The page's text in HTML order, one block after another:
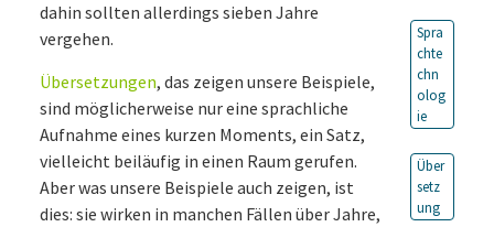
dahin sollten allerdings sieben Jahre
vergehen.
Übersetzungen, das zeigen unsere Beispiele,
sind möglicherweise nur eine sprachliche
Aufnahme eines kurzen Moments, ein Satz,
vielleicht beiläufig in einen Raum gerufen.
Aber was unsere Beispiele auch zeigen, ist
dies: sie wirken in manchen Fällen über Jahre,
Spra
chte
chn
olog
ie
Über
setz
ung